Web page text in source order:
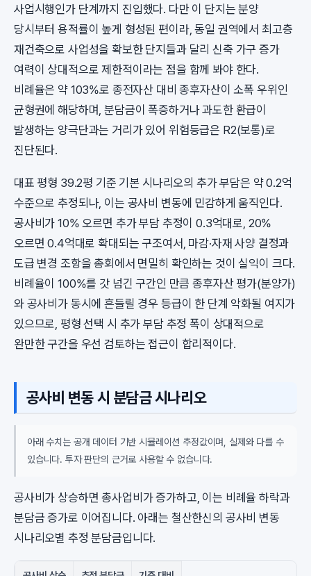
사업시행인가 단계까지 진입했다. 다만 이 단지는 분양
당시부터 용적률이 높게 형성된 편이라, 동일 권역에서 최고층
재건축으로 사업성을 확보한 단지들과 달리 신축 가구 증가
여력이 상대적으로 제한적이라는 점을 함께 봐야 한다.
비례율은 약 103%로 종전자산 대비 종후자산이 소폭 우위인
균형권에 해당하며, 분담금이 폭증하거나 과도한 환급이
발생하는 양극단과는 거리가 있어 위험등급은 R2(보통)로
진단된다.
대표 평형 39.2평 기준 기본 시나리오의 추가 부담은 약 0.2억
수준으로 추정되나, 이는 공사비 변동에 민감하게 움직인다.
공사비가 10% 오르면 추가 부담 추정이 0.3억대로, 20%
오르면 0.4억대로 확대되는 구조여서, 마감·자재 사양 결정과
도급 변경 조항을 총회에서 면밀히 확인하는 것이 실익이 크다.
비례율이 100%를 갓 넘긴 구간인 만큼 종후자산 평가(분양가)
와 공사비가 동시에 흔들릴 경우 등급이 한 단계 악화될 여지가
있으므로, 평형 선택 시 추가 부담 추정 폭이 상대적으로
완만한 구간을 우선 검토하는 접근이 합리적이다.
공사비 변동 시 분담금 시나리오
아래 수치는 공개 데이터 기반 시뮬레이션 추정값이며, 실제와 다를 수
있습니다. 투자 판단의 근거로 사용할 수 없습니다.
공사비가 상승하면 총사업비가 증가하고, 이는 비례율 하락과
분담금 증가로 이어집니다. 아래는 철산한신의 공사비 변동
시나리오별 추정 분담금입니다.